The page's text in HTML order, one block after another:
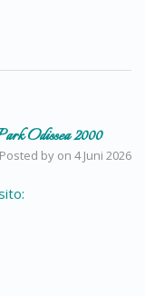
Odissea 2000
Posted by on 4 Juni 2026